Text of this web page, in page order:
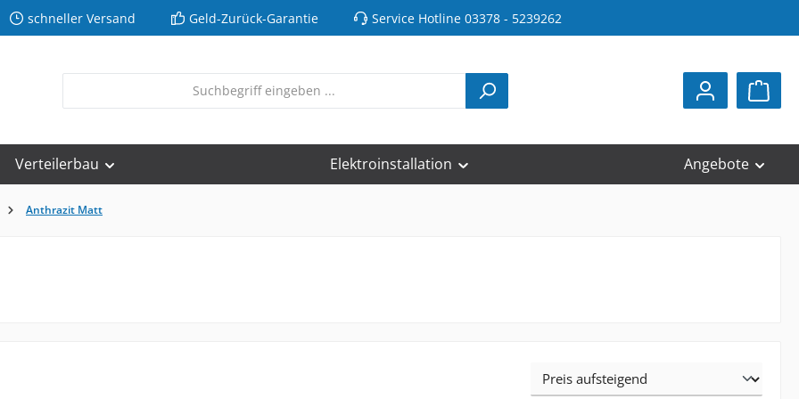
schneller Versand Geld-Zurück-Garantie Service Hotline 03378 - 5239262
Verteilerbau Elektroinstallation Angebote
Anthrazit Matt